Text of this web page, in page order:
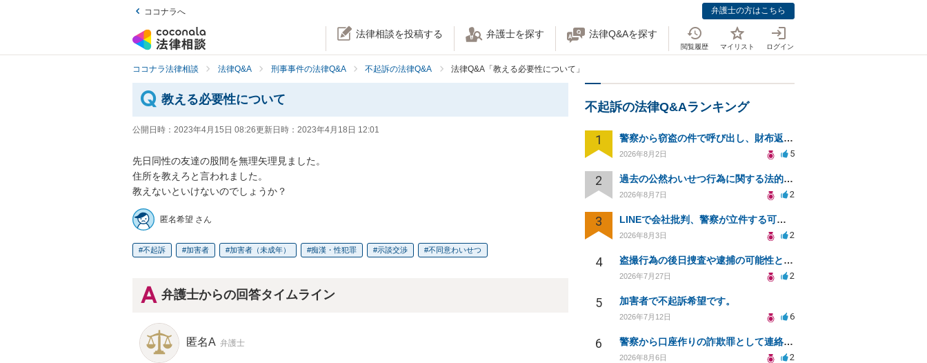
ココナラへ 弁護士の方はこちら
法律相談を投稿する 弁護士を探す 法律Q&Aを探す
閲覧履歴 マイリスト ログイン
ココナラ法律相談 法律Q&A 刑事事件の法律Q&A 不起訴の法律Q&A 法律Q&A「教える必要性について」
教える必要性について
公開日時： 2023年4月15日 08:26更新日時： 2023年4月18日 12:01
先日同性の友達の股間を無理矢理見ました。
住所を教えろと言われました。
教えないといけないのでしょうか？
匿名希望 さん
不起訴 加害者 加害者（未成年） 痴漢・性犯罪 示談交渉 不同意わいせつ
弁護士からの回答タイムライン
匿名A 弁護士
不起訴の法律Q&Aランキング
1 警察から窃盗の件で呼び出し、財布返却で自首すべきか？
2026年8月2日 5
2 過去の公然わいせつ行為に関する法的リスクについて。
2026年8月7日 2
3 LINEで会社批判、警察が立件する可能性は？
2026年8月3日 2
4 盗撮行為の後日捜査や逮捕の可能性と初動対応について
2026年7月27日 2
5 加害者で不起訴希望です。
2026年7月12日 6
6 警察から口座作りの詐欺罪として連絡が来ました。
2026年8月6日 2